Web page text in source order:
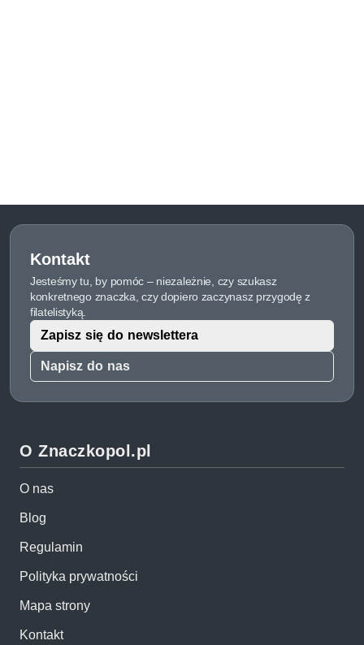
Kontakt
Jesteśmy tu, by pomóc – niezależnie, czy szukasz
konkretnego znaczka, czy dopiero zaczynasz przygodę z
filatelistyką.
Napisz do nas
Zapisz się do newslettera
O Znaczkopol.pl
O nas
Blog
Regulamin
Polityka prywatności
Mapa strony
Kontakt